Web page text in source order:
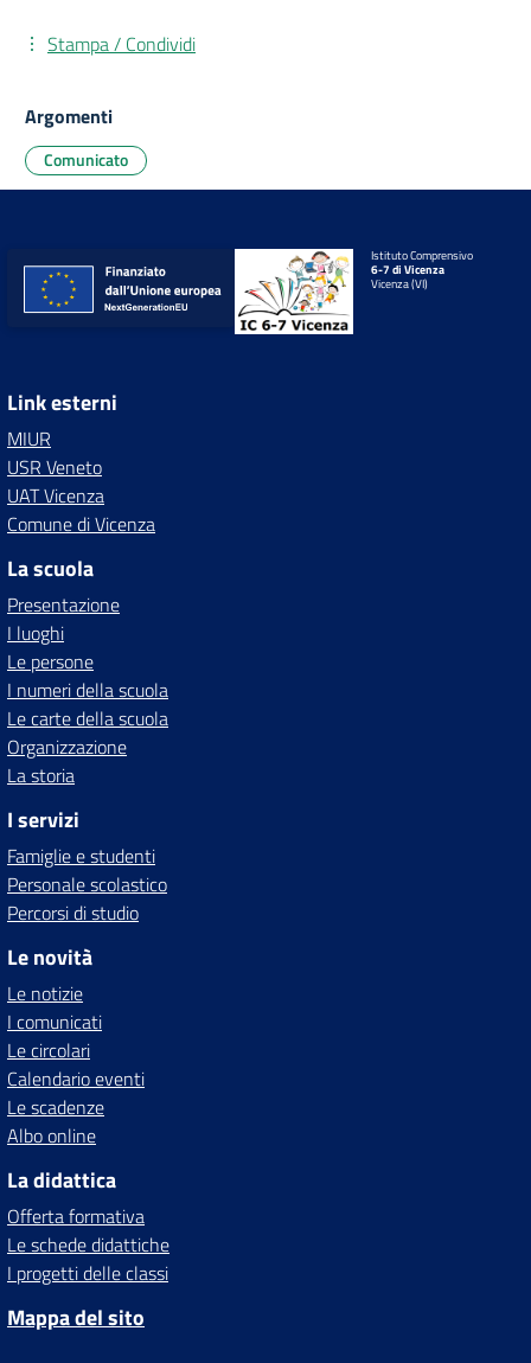
Stampa / Condividi
Argomenti
Comunicato
Istituto Comprensivo
6-7 di Vicenza
Vicenza (VI)
Link esterni
MIUR
USR Veneto
UAT Vicenza
Comune di Vicenza
La scuola
Presentazione
I luoghi
Le persone
I numeri della scuola
Le carte della scuola
Organizzazione
La storia
I servizi
Famiglie e studenti
Personale scolastico
Percorsi di studio
Le novità
Le notizie
I comunicati
Le circolari
Calendario eventi
Le scadenze
Albo online
La didattica
Offerta formativa
Le schede didattiche
I progetti delle classi
Mappa del sito